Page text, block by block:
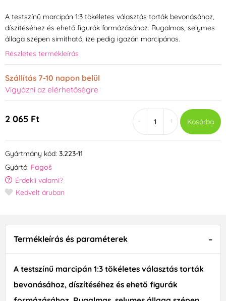
A testszínű marcipán 1:3 tökéletes választás torták bevonásához,
díszítéséhez és ehető figurák formázásához. Rugalmas, selymes
állaga szépen simítható, íze pedig igazán marcipános.
Részletes termékleírás
Szállítás 7-10 napon belül
Vigyázni az elérhetőségre
2 065 Ft + Kosárba
Gyártmány kód: 3.223-11
Gyártó: Fagoš
Érdekli valami?
Kedvelt áruban
Termékleírás és paraméterek
A testszínű marcipán 1:3 tökéletes választás torták
bevonásához, díszítéséhez és ehető figurák